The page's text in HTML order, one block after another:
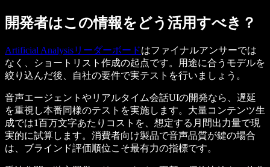
開発者はこの情報をどう活用すべき？
Artificial Analysisリーダーボードはファイナルアンサーでは
なく、ショートリスト作成の起点です。用途に合うモデルを
絞り込んだ後、自社の要件で実テストを行いましょう。
音声エージェントやリアルタイム会話UIの開発なら、遅延
を重視し本番同様のテストを実施します。大量コンテンツ生
成では1百万文字あたりコストを、想定する月間出力量で現
実的に試算します。消費者向け製品で音声品質が鍵の場合
は、ブラインド評価順位こそ最有力の指標です。